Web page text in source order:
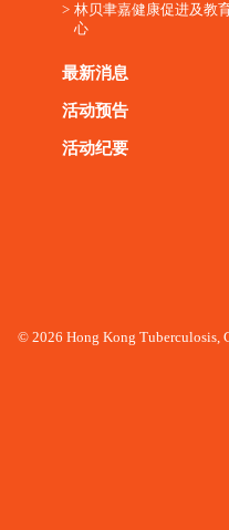
林贝聿嘉健康促进及教
心
最新消息
活动预告
活动纪要
© 2026 Hong Kong Tuberculosis,